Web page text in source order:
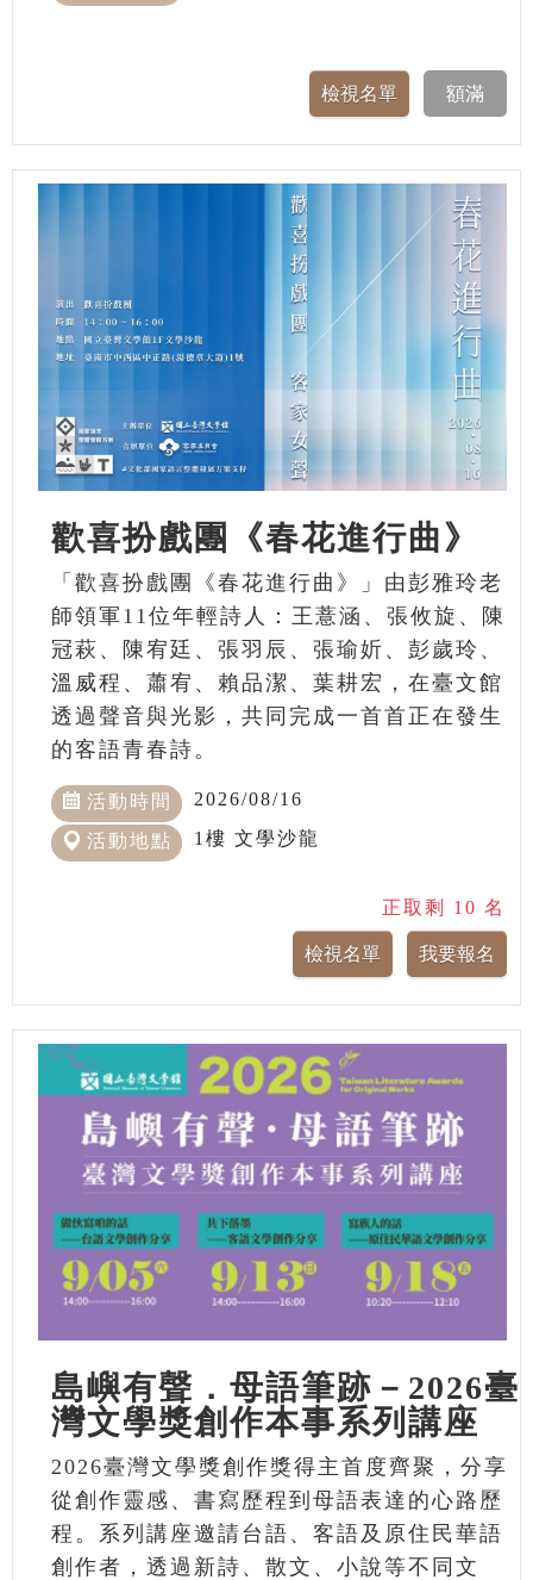
歡喜扮戲團《春花進行曲》
「歡喜扮戲團《春花進行曲》」由彭雅玲老
師領軍11位年輕詩人：王薏涵、張攸旋、陳
冠萩、陳宥廷、張羽辰、張瑜妡、彭歲玲、
溫威程、蕭宥、賴品潔、葉耕宏，在臺文館
透過聲音與光影，共同完成一首首正在發生
的客語青春詩。
活動時間 2026/08/16
活動地點 1樓 文學沙龍
正取剩 10 名
島嶼有聲．母語筆跡－2026臺
灣文學獎創作本事系列講座
2026臺灣文學獎創作獎得主首度齊聚，分享
從創作靈感、書寫歷程到母語表達的心路歷
程。系列講座邀請台語、客語及原住民華語
創作者，透過新詩、散文、小說等不同文